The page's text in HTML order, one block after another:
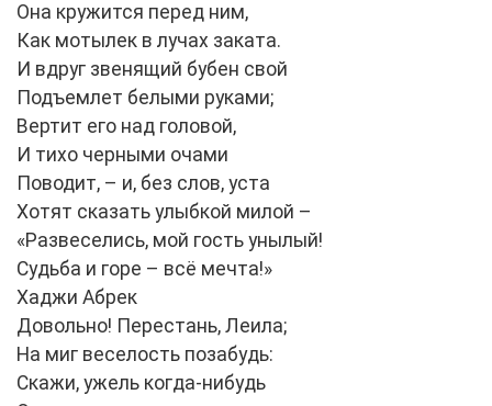
Она кружится перед ним,
Как мотылек в лучах заката.
И вдруг звенящий бубен свой
Подъемлет белыми руками;
Вертит его над головой,
И тихо черными очами
Поводит, – и, без слов, уста
Хотят сказать улыбкой милой –
«Развеселись, мой гость унылый!
Судьба и горе – всё мечта!»
Хаджи Абрек
Довольно! Перестань, Леила;
На миг веселость позабудь:
Скажи, ужель когда-нибудь